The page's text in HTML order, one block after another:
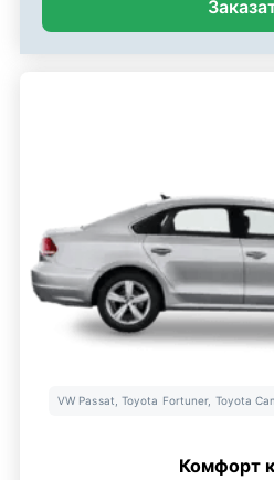
VW Passat, Toyota Fortuner, Toyota
Комфорт